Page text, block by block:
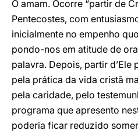
O amam. Ocorre “partir de
Pentecostes, com
inicialmente no empenho
pondo-nos em atitude de
palavra. Depois, partir d’Ele
pela prática da vida cristã
pela caridade, pelo
programa que apresento
poderia ficar reduzido